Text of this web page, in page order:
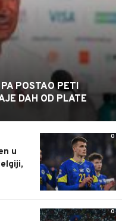
POSTAO PETI
DAH OD PLATE
0
u
0